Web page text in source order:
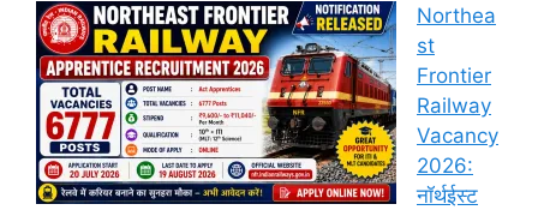
Northea
st
Frontier
Railway
Vacancy
2026:
नॉर्थईस्ट